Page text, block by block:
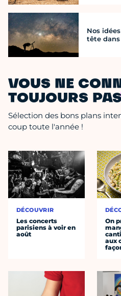
Nos
tête
VOUS NE
TOUJOURS
Sélection des bons plans
coup toute l'année !
DÉCOUVRIR
Les concerts
parisiens à voir en
août
On
aux